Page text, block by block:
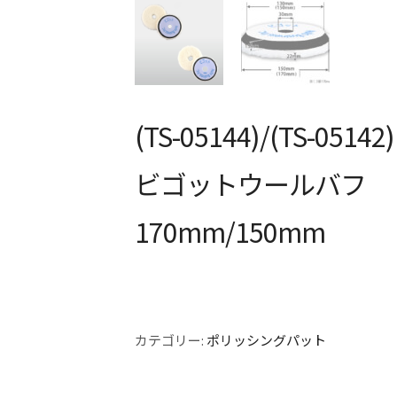
(TS-05144)/(TS-05142)
ビゴットウールバフ
170mm/150mm
カテゴリー: ポリッシングパット